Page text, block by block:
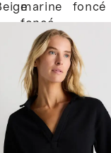
marine
foncé
foncé